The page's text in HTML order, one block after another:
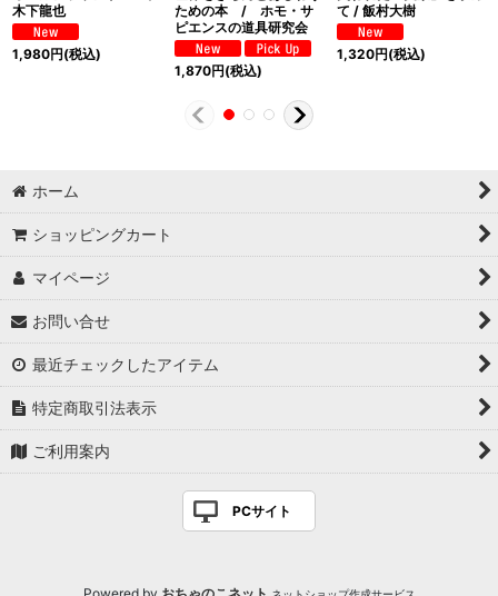
木下龍也
1,980円(税込)
ための本 / ホモ・サ
ピエンスの道具研究会
1,870円(税込)
て / 飯村大樹
1,320円(税込)
ホーム
ショッピングカート
マイページ
お問い合せ
最近チェックしたアイテム
特定商取引法表示
ご利用案内
PCサイト